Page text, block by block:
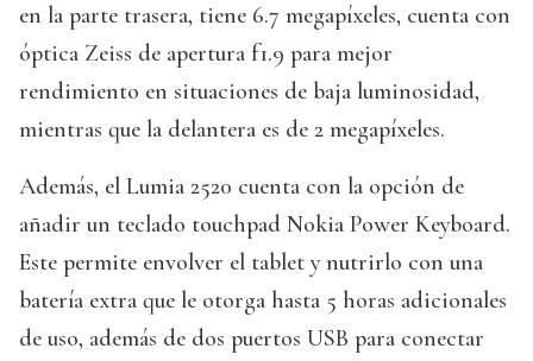
en la parte trasera, tiene 6.7 megapíxeles, cuenta con
óptica Zeiss de apertura f1.9 para mejor
rendimiento en situaciones de baja luminosidad,
mientras que la delantera es de 2 megapíxeles.
Además, el Lumia 2520 cuenta con la opción de
añadir un teclado touchpad Nokia Power Keyboard.
Este permite envolver el tablet y nutrirlo con una
batería extra que le otorga hasta 5 horas adicionales
de uso, además de dos puertos USB para conectar